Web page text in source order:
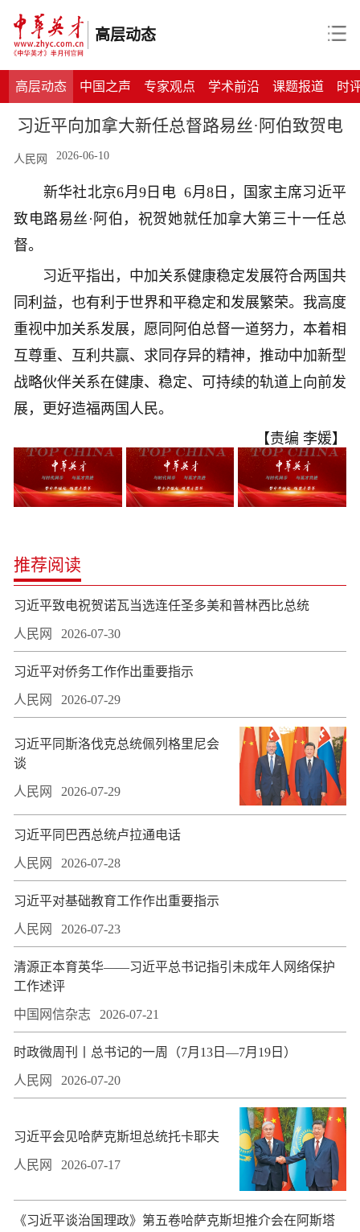
高层动态
高层动态 中国之声 专家观点 学术前沿 课题报道 时
习近平向加拿大新任总督路易丝·阿伯致贺电
人民网 2026-06-10
新华社北京6月9日电 6月8日，国家主席习近平
致电路易丝·阿伯，祝贺她就任加拿大第三十一任总
督。
习近平指出，中加关系健康稳定发展符合两国共
同利益，也有利于世界和平稳定和发展繁荣。我高度
重视中加关系发展，愿同阿伯总督一道努力，本着相
互尊重、互利共赢、求同存异的精神，推动中加新型
战略伙伴关系在健康、稳定、可持续的轨道上向前发
展，更好造福两国人民。
【责编 李媛】
推荐阅读
习近平致电祝贺诺瓦当选连任圣多美和普林西比总统
人民网 2026-07-30
习近平对侨务工作作出重要指示
人民网 2026-07-29
习近平同斯洛伐克总统佩列格里尼会
谈
人民网 2026-07-29
习近平同巴西总统卢拉通电话
人民网 2026-07-28
习近平对基础教育工作作出重要指示
人民网 2026-07-23
​清源正本育英华——习近平总书记指引未成年人网络保护
工作述评
中国网信杂志 2026-07-21
时政微周刊丨总书记的一周（7月13日—7月19日）
人民网 2026-07-20
习近平会见哈萨克斯坦总统托卡耶夫
人民网 2026-07-17
​《习近平谈治国理政》第五卷哈萨克斯坦推介会在阿斯塔